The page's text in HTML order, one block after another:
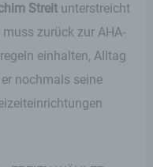
Streit unterstreicht
zurück zur AHA-
einhalten, Alltag
nochmals seine